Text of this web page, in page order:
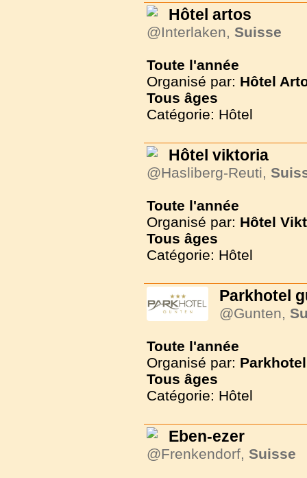
Hôtel artos
@Interlaken, Suisse
Toute l'année
Organisé par: Hôtel
Tous âges
Catégorie: Hôtel
Hôtel viktoria
@Hasliberg-Reuti,
Toute l'année
Organisé par: Hôtel
Tous âges
Catégorie: Hôtel
Parkhotel
@Gunten,
Toute l'année
Organisé par:
Tous âges
Catégorie: Hôtel
Eben-ezer
@Frenkendorf, Suisse